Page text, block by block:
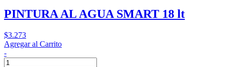
PINTURA AL AGUA SMART 18 lt
$3.273
Agregar al Carrito
-